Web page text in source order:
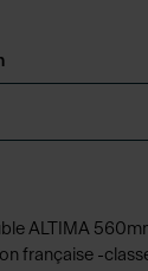
ALTIMA
française -